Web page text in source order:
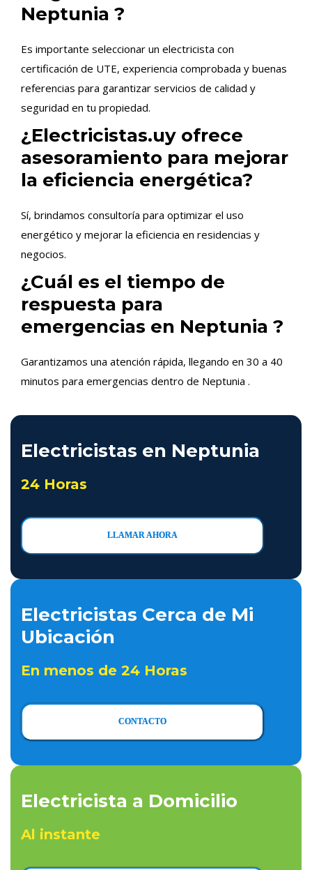
Neptunia ?
Es importante seleccionar un electricista con
certificación de UTE, experiencia comprobada y buenas
referencias para garantizar servicios de calidad y
seguridad en tu propiedad.
¿Electricistas.uy ofrece
asesoramiento para mejorar
la eficiencia energética?
Sí, brindamos consultoría para optimizar el uso
energético y mejorar la eficiencia en residencias y
negocios.
¿Cuál es el tiempo de
respuesta para
emergencias en Neptunia ?
Garantizamos una atención rápida, llegando en 30 a 40
minutos para emergencias dentro de Neptunia .
Electricistas en Neptunia
24 Horas
LLAMAR AHORA
Electricistas Cerca de Mi
Ubicación
En menos de 24 Horas
CONTACTO
Electricista a Domicilio
Al instante